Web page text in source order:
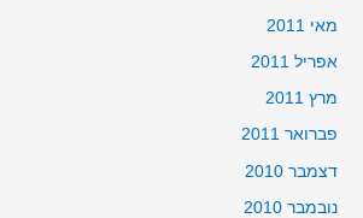
מאי 2011
אפריל 2011
מרץ 2011
פברואר 2011
דצמבר 2010
נובמבר 2010